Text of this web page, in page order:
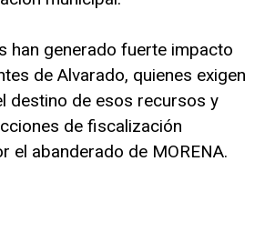
han generado fuerte impacto
de Alvarado, quienes exigen
destino de esos recursos y
de fiscalización
el abanderado de MORENA.